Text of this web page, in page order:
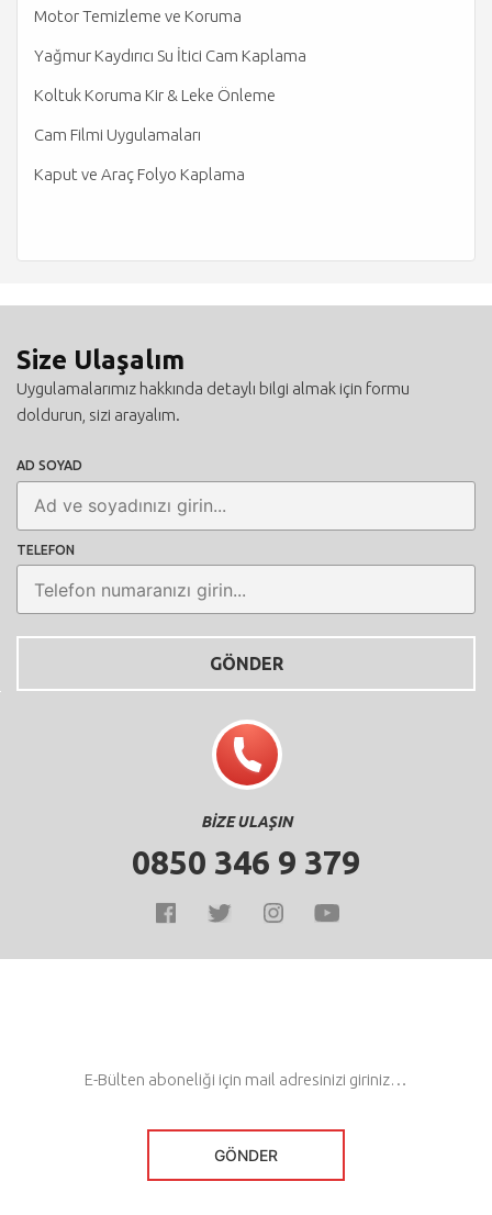
Motor Temizleme ve Koruma
Yağmur Kaydırıcı Su İtici Cam Kaplama
Koltuk Koruma Kir & Leke Önleme
Cam Filmi Uygulamaları
Kaput ve Araç Folyo Kaplama
Size Ulaşalım
Uygulamalarımız hakkında detaylı bilgi almak için formu
doldurun, sizi arayalım.
AD SOYAD
TELEFON
BİZE ULAŞIN
0850 346 9 379